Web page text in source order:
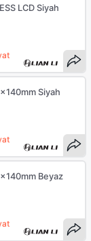
LCD Siyah
Siyah
Beyaz